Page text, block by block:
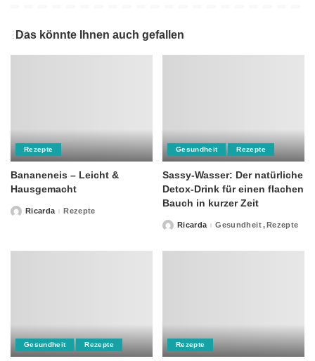
Das könnte Ihnen auch gefallen
Rezepte
Bananeneis – Leicht &
Hausgemacht
PostedRicarda Rezepte
Gesundheit Rezepte
Sassy-Wasser: Der natürliche
Detox-Drink für einen flachen
Bauch in kurzer Zeit
PostedRicarda Gesundheit Rezepte
Gesundheit Rezepte Rezepte